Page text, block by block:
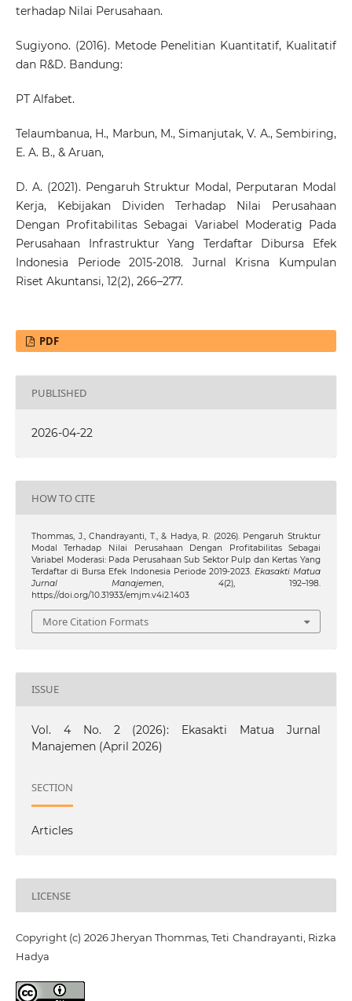
terhadap Nilai Perusahaan.
Sugiyono. (2016). Metode Penelitian Kuantitatif, Kualitatif
dan R&D. Bandung:
PT Alfabet.
Telaumbanua, H., Marbun, M., Simanjutak, V. A., Sembiring,
E. A. B., & Aruan,
D. A. (2021). Pengaruh Struktur Modal, Perputaran Modal
Kerja, Kebijakan Dividen Terhadap Nilai Perusahaan
Dengan Profitabilitas Sebagai Variabel Moderatig Pada
Perusahaan Infrastruktur Yang Terdaftar Dibursa Efek
Indonesia Periode 2015-2018. Jurnal Krisna Kumpulan
Riset Akuntansi, 12(2), 266–277.
PDF
PUBLISHED
2026-04-22
HOW TO CITE
Thommas, J., Chandrayanti, T., & Hadya, R. (2026). Pengaruh Struktur
Modal Terhadap Nilai Perusahaan Dengan Profitabilitas Sebagai
Variabel Moderasi: Pada Perusahaan Sub Sektor Pulp dan Kertas Yang
Terdaftar di Bursa Efek Indonesia Periode 2019-2023. Ekasakti Matua
Jurnal Manajemen, 4(2), 192–198.
https://doi.org/10.31933/emjm.v4i2.1403
More Citation Formats
ISSUE
Vol. 4 No. 2 (2026): Ekasakti Matua Jurnal
Manajemen (April 2026)
SECTION
Articles
LICENSE
Copyright (c) 2026 Jheryan Thommas, Teti Chandrayanti, Rizka
Hadya